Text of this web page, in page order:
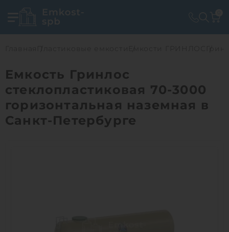
Емкость Гринлос
стеклопластиковая 70-3000
горизонтальная наземная в
Санкт-Петербурге